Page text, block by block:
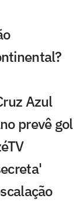
Azul
prevê gol